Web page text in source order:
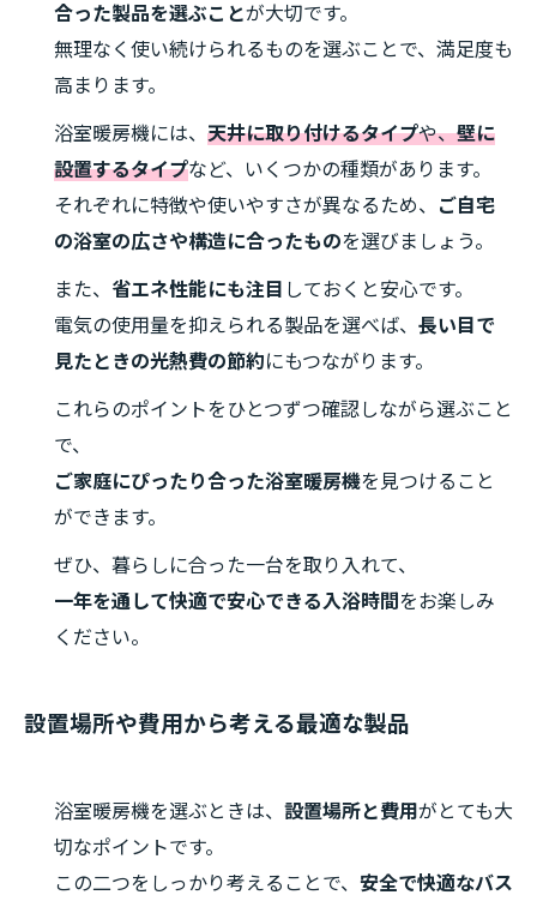
合った製品を選ぶことが大切です。
無理なく使い続けられるものを選ぶことで、満足度も
高まります。
浴室暖房機には、 天井に取り付けるタイプや、壁に
設置するタイプなど、いくつかの種類があります。
それぞれに特徴や使いやすさが異なるため、
ご自宅
の浴室の広さや構造に合ったものを選びましょう。
また、 省エネ性能にも注目 しておくと安心です。
電気の使用量を抑えられる製品を選べば、 長い目で
見たときの光熱費の節約にもつながります。
これらのポイントをひとつずつ確認しながら選ぶこと
で、
ご家庭にぴったり合った浴室暖房機を見つけること
ができます。
ぜひ、暮らしに合った一台を取り入れて、
一年を通して快適で安心できる入浴時間 をお楽しみ
ください。
設置場所や費用から考える最適な製品
浴室暖房機を選ぶときは、 設置場所と費用がとても大
切なポイントです。
この二つをしっかり考えることで、 安全で快適なバス